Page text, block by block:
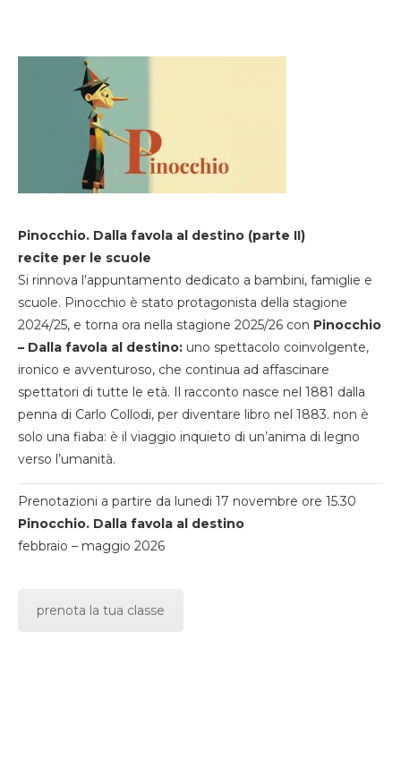
Pinocchio. Dalla favola al destino (parte II)
recite per le scuole
Si rinnova l’appuntamento dedicato a bambini, famiglie e
scuole. Pinocchio è stato protagonista della stagione
2024/25, e torna ora nella stagione 2025/26 con Pinocchio
– Dalla favola al destino: uno spettacolo coinvolgente,
ironico e avventuroso, che continua ad affascinare
spettatori di tutte le età. Il racconto nasce nel 1881 dalla
penna di Carlo Collodi, per diventare libro nel 1883. non è
solo una fiaba: è il viaggio inquieto di un’anima di legno
verso l’umanità.
Prenotazioni a partire da lunedi 17 novembre ore 15.30
Pinocchio. Dalla favola al destino
febbraio – maggio 2026
prenota la tua classe